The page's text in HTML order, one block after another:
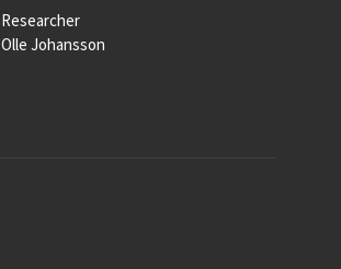
Researcher
Olle Johansson